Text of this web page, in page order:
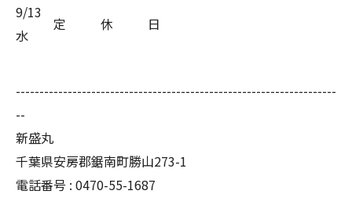
9/13
水
定 休 日
--------------------------------------------------------------------
--
新盛丸
千葉県安房郡鋸南町勝山273-1
電話番号 : 0470-55-1687